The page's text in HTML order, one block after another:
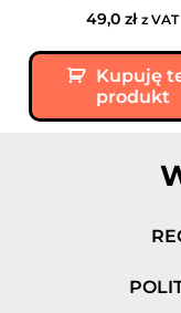
49,0 zł z VAT
Kupuję
produkt